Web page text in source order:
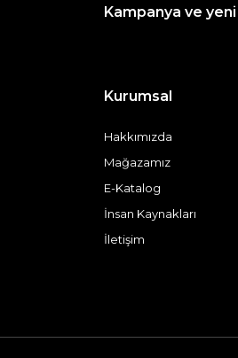
Kampanya ve
Kurumsal
Hakkımızda
Mağazamız
E-Katalog
İnsan Kaynakları
İletişim